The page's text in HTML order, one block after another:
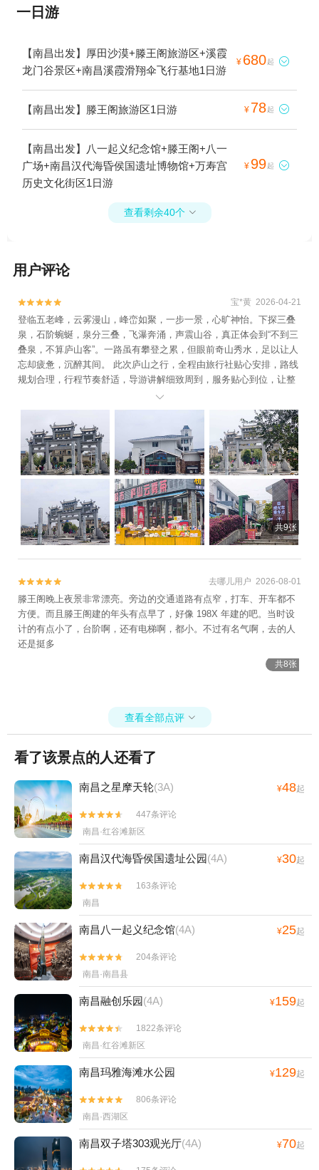
一日游
【南昌出发】厚田沙漠+滕王阁旅游区+溪霞
龙门谷景区+南昌溪霞滑翔伞飞行基地1日游
¥ 680起 
【南昌出发】滕王阁旅游区1日游 ¥ 78起 
【南昌出发】八一起义纪念馆+滕王阁+八一
广场+南昌汉代海昏侯国遗址博物馆+万寿宫
历史文化街区1日游
¥ 99起 
查看剩余40个 
用户评论

 宝*黄 2026-04-21
登临五老峰，云雾漫山，峰峦如聚，一步一景，心旷神怡。下探三叠
泉，石阶蜿蜒，泉分三叠，飞瀑奔涌，声震山谷，真正体会到“不到三
叠泉，不算庐山客”。一路虽有攀登之累，但眼前奇山秀水，足以让人
忘却疲惫，沉醉其间。 此次庐山之行，全程由旅行社贴心安排，路线
规划合理，行程节奏舒适，导游讲解细致周到，服务贴心到位，让整
个旅途省心又安心。山水壮美，服务暖心，是一次十分难忘的旅行体
验。

共9张

 去哪儿用户 2026-08-01
滕王阁晚上夜景非常漂亮。旁边的交通道路有点窄，打车、开车都不
方便。而且滕王阁建的年头有点早了，好像 198X 年建的吧。当时设
计的有点小了，台阶啊，还有电梯啊，都小。不过有名气啊，去的人
还是挺多
共8张
查看全部点评 
看了该景点的人还看了
南昌之星摩天轮(3A) ¥48起


447条评论
南昌·红谷滩新区
南昌汉代海昏侯国遗址公园(4A) ¥30起


163条评论
南昌
南昌八一起义纪念馆(4A) ¥25起


204条评论
南昌·南昌县
南昌融创乐园(4A) ¥159起


1822条评论
南昌·红谷滩新区
南昌玛雅海滩水公园 ¥129起


806条评论
南昌·西湖区
南昌双子塔303观光厅(4A) ¥70起